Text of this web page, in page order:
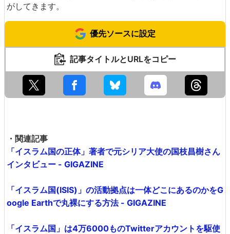
がしてきます。
優先ソースに設定
記事タイトルとURLをコピー
・関連記事
「イスラム国の正体」著者で元シリア大使の国枝昌樹さん
インタビュー - GIGAZINE
「イスラム国(ISIS)」の活動拠点は一体どこにあるのかをG
oogle Earthで丸裸にする方法 - GIGAZINE
「イスラム国」は4万6000ものTwitterアカウントを駆使